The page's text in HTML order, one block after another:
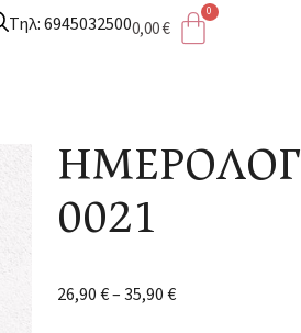
Τηλ: 69450325000,00€
0021
0021
26,90€– 35,90€